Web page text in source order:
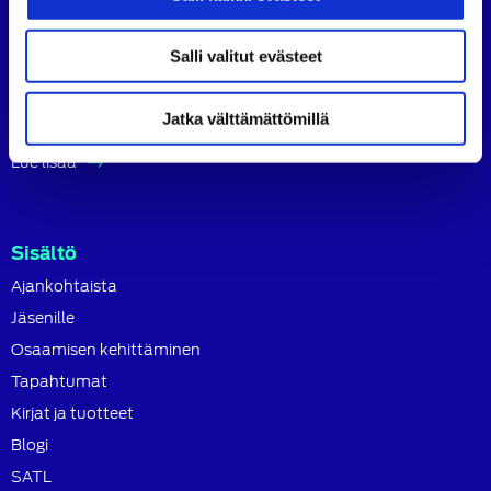
Salli valitut evästeet
Jatka välttämättömillä
ammattilaisten ja asiantuntijoiden yhteistyö- ja
koulutusjärjestö.
SATL toimii jäsenyhdistystensä kattojärjestönä, jonka
tavoitteena on ylläpitää ja kehittää koko autoalan
osaamista ja ammattitaitoa.
Lue lisää
Sisältö
Ajankohtaista
Jäsenille
Osaamisen kehittäminen
Tapahtumat
Kirjat ja tuotteet
Blogi
SATL